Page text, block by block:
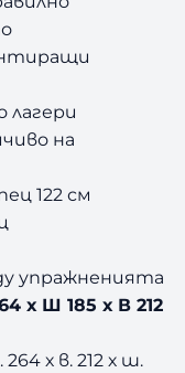
лагери
на
122 см
упражненията
х Ш 185 х В 212
х в. 212 х ш.